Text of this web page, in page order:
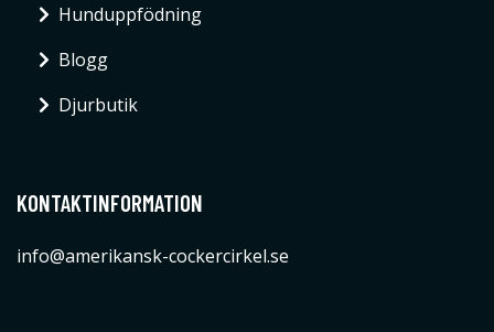
Hunduppfödning
Blogg
Djurbutik
KONTAKTINFORMATION
info@amerikansk-cockercirkel.se